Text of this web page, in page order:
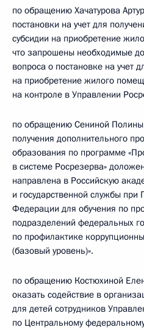
по обращению Хачатурова
постановки на учет для
субсидии на приобретение
что запрошены необходимые
вопроса о постановке на учет
на приобретение жилого
на контроле в Управлении
по обращению Сениной
получения дополнительного
образования по программе
в системе Росрезерва»
направлена в Российскую
и государственной службы при
Федерации для обучения по
подразделений федеральных
по профилактике
(базовый уровень)».
по обращению Костюхиной
оказать содействие в
для детей сотрудников
по Центральному